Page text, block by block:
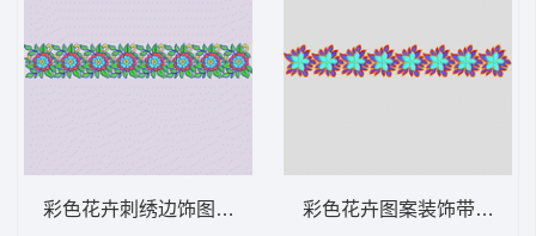
彩色花卉刺绣边饰图案 条带状 水溶条码网布
彩色花卉图案装饰带 条带